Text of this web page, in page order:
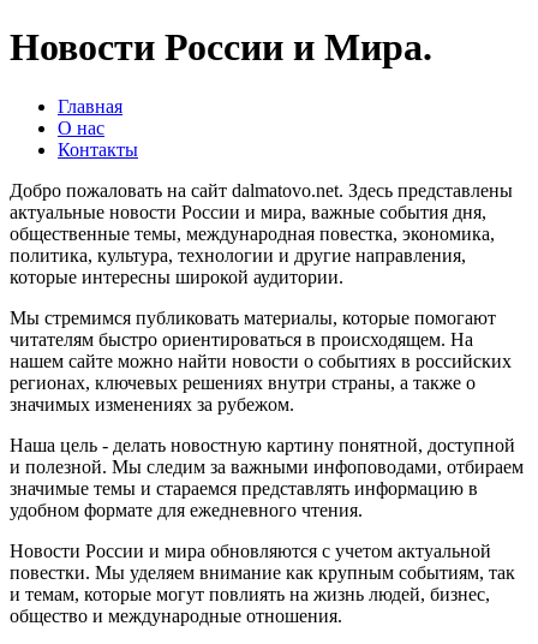
Новости России и Мира.
Главная
О нас
Контакты
Добро пожаловать на сайт dalmatovo.net. Здесь представлены
актуальные новости России и мира, важные события дня,
общественные темы, международная повестка, экономика,
политика, культура, технологии и другие направления,
которые интересны широкой аудитории.
Мы стремимся публиковать материалы, которые помогают
читателям быстро ориентироваться в происходящем. На
нашем сайте можно найти новости о событиях в российских
регионах, ключевых решениях внутри страны, а также о
значимых изменениях за рубежом.
Наша цель - делать новостную картину понятной, доступной
и полезной. Мы следим за важными инфоповодами, отбираем
значимые темы и стараемся представлять информацию в
удобном формате для ежедневного чтения.
Новости России и мира обновляются с учетом актуальной
повестки. Мы уделяем внимание как крупным событиям, так
и темам, которые могут повлиять на жизнь людей, бизнес,
общество и международные отношения.